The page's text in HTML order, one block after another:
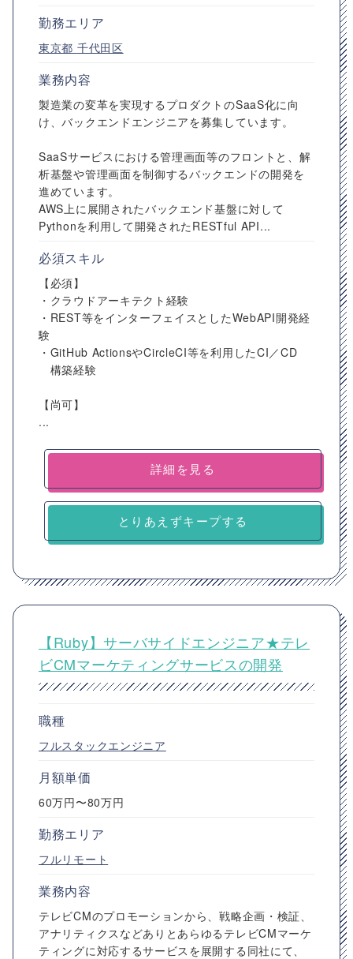
勤務エリア
東京都 千代田区
業務内容
製造業の変革を実現するプロダクトのSaaS化に向
け、バックエンドエンジニアを募集しています。
SaaSサービスにおける管理画面等のフロントと、解
析基盤や管理画面を制御するバックエンドの開発を
進めています。
AWS上に展開されたバックエンド基盤に対して
Pythonを利用して開発されたRESTful API...
必須スキル
【必須】
・クラウドアーキテクト経験
・REST等をインターフェイスとしたWebAPI開発経
験
・GitHub ActionsやCircleCI等を利用したCI／CD
構築経験
【尚可】
...
詳細を見る
とりあえずキープする
【Ruby】サーバサイドエンジニア★テレ
ビCMマーケティングサービスの開発
職種
フルスタックエンジニア
月額単価
60万円〜80万円
勤務エリア
フルリモート
業務内容
テレビCMのプロモーションから、戦略企画・検証、
アナリティクスなどありとあらゆるテレビCMマーケ
ティングに対応するサービスを展開する同社にて、